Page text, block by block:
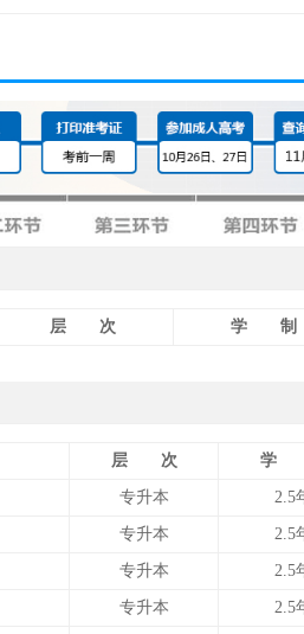
层 次 学 制
层 次 学
专升本 2.5
专升本 2.5
专升本 2.5
专升本 2.5